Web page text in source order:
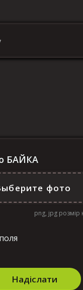
БАЙКА
png, jpg
Надіслати